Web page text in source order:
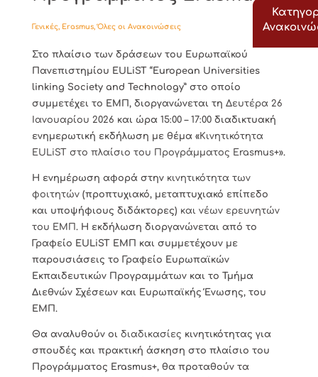
Γενικές, Εrasmus,Όλες οι Ανακοινώσεις
Στο πλαίσιο των δράσεων του Ευρωπαϊκού
Πανεπιστημίου EULiST “European Universities
linking Society and Technology” στο οποίο
συμμετέχει το ΕΜΠ, διοργανώνεται τη Δευτέρα 26
Ιανουαρίου 2026 και ώρα 15:00 – 17:00 διαδικτυακή
ενημερωτική εκδήλωση με θέμα «Κινητικότητα
EULiST στο πλαίσιο του Προγράμματος Erasmus+».
Η ενημέρωση αφορά στην κινητικότητα των
φοιτητών (προπτυχιακό, μεταπτυχιακό επίπεδο
και υποψήφιους διδάκτορες) και νέων ερευνητών
του ΕΜΠ . Η εκδήλωση διοργανώνεται από το
Γραφείο EULiST ΕΜΠ και συμμετέχουν με
παρουσιάσεις το Γραφείο Ευρωπαϊκών
Εκπαιδευτικών Προγραμμάτων και το Τμήμα
Διεθνών Σχέσεων και Ευρωπαϊκής Ένωσης, του
ΕΜΠ.
Θα αναλυθούν οι διαδικασίες κινητικότητας για
σπουδές και πρακτική άσκηση στο πλαίσιο του
Προγράμματος Erasmus+, θα προταθούν τα